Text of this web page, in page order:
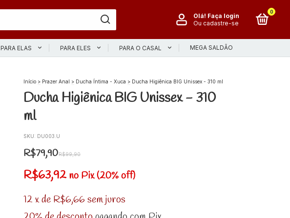
Olá! Faça login
Ou cadastre-se
0
PARA ELAS PARA ELES PARA O CASAL MEGA SALDÃO
Início > Prazer Anal > Ducha Íntima - Xuca > Ducha Higiênica BIG Unissex - 310 ml
Ducha Higiênica BIG Unissex - 310
ml
SKU: DU003.U
R$79,90R$99,90
R$63,92 no Pix (20% off)
12 xde R$6,66 sem juros